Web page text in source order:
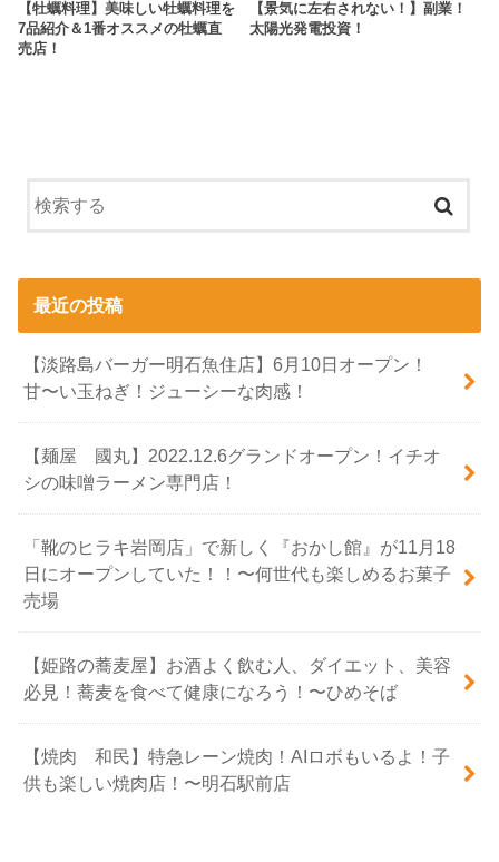
【牡蠣料理】美味しい牡蠣料理を
7品紹介＆1番オススメの牡蠣直
売店！
【景気に左右されない！】副業！
太陽光発電投資！
最近の投稿
【淡路島バーガー明石魚住店】6月10日オープン！
甘〜い玉ねぎ！ジューシーな肉感！
【麺屋 國丸】2022.12.6グランドオープン！イチオ
シの味噌ラーメン専門店！
「靴のヒラキ岩岡店」で新しく『おかし館』が11月18
日にオープンしていた！！〜何世代も楽しめるお菓子
売場
【姫路の蕎麦屋】お酒よく飲む人、ダイエット、美容
必見！蕎麦を食べて健康になろう！〜ひめそば
【焼肉 和民】特急レーン焼肉！AIロボもいるよ！子
供も楽しい焼肉店！〜明石駅前店